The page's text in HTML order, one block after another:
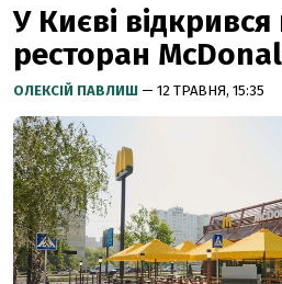
У Києві
ресторан
ОЛЕКСІЙ ПАВЛИШ — 12 ТРАВНЯ, 15:35